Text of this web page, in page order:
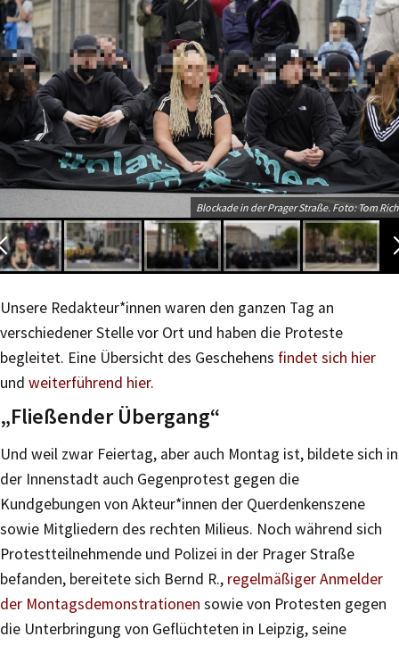
Blockade in der Prager Straße. Foto: Tom
Unsere Redakteur*innen waren den ganzen Tag an
verschiedener Stelle vor Ort und haben die Proteste
begleitet. Eine Übersicht des Geschehens findet sich hier
und weiterführend hier.
„Fließender Übergang“
Und weil zwar Feiertag, aber auch Montag ist, bildete sich in
der Innenstadt auch Gegenprotest gegen die
Kundgebungen von Akteur*innen der Querdenkenszene
sowie Mitgliedern des rechten Milieus. Noch während sich
Protestteilnehmende und Polizei in der Prager Straße
befanden, bereitete sich Bernd R., regelmäßiger Anmelder
der Montagsdemonstrationen sowie von Protesten gegen
die Unterbringung von Geflüchteten in Leipzig, seine